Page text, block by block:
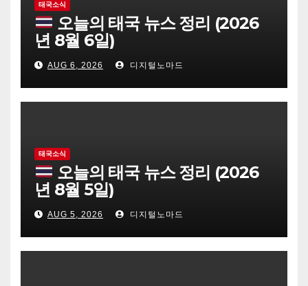
태국소식
오늘의 태국 뉴스 정리 (2026
년 8월 6일)
AUG 6, 2026 디지털노마드
태국소식
오늘의 태국 뉴스 정리 (2026
년 8월 5일)
AUG 5, 2026 디지털노마드